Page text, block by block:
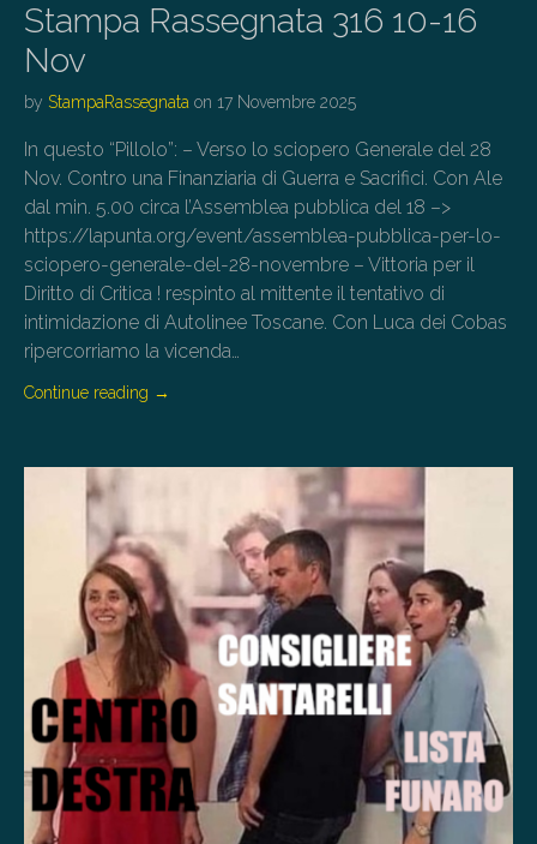
Stampa Rassegnata 316 10-16
Nov
by StampaRassegnata on 17 Novembre 2025
In questo “Pillolo”: – Verso lo sciopero Generale del 28
Nov. Contro una Finanziaria di Guerra e Sacrifici. Con Ale
dal min. 5.00 circa l’Assemblea pubblica del 18 –>
https://lapunta.org/event/assemblea-pubblica-per-lo-
sciopero-generale-del-28-novembre – Vittoria per il
Diritto di Critica ! respinto al mittente il tentativo di
intimidazione di Autolinee Toscane. Con Luca dei Cobas
ripercorriamo la vicenda…
Continue reading →